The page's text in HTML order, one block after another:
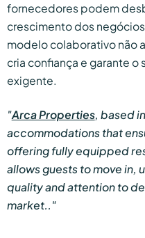
fornecedores podem
crescimento dos
modelo colaborativo não
cria confiança e garante o
exigente.
"Arca Properties, based
accommodations that
offering fully equipped
allows guests to move in,
quality and attention to
market.."